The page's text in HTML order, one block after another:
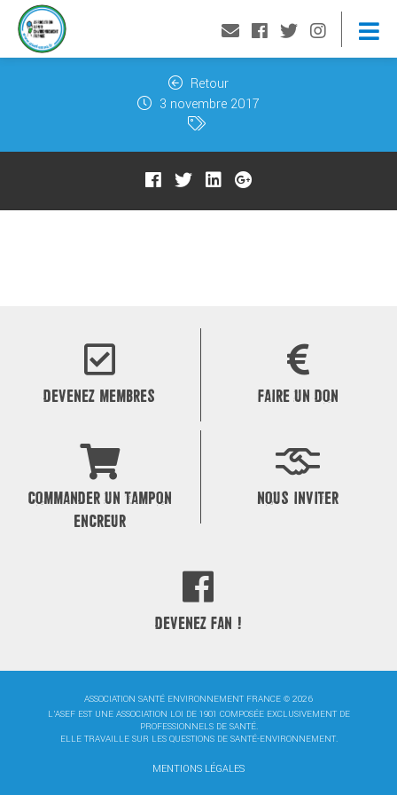
Retour
3 novembre 2017
DEVENEZ MEMBRES FAIRE UN DON
COMMANDER UN TAMPON
ENCREUR
NOUS INVITER
DEVENEZ FAN !
ASSOCIATION SANTÉ ENVIRONNEMENT FRANCE © 2026
L'ASEF EST UNE ASSOCIATION LOI DE 1901 COMPOSÉE EXCLUSIVEMENT DE
PROFESSIONNELS DE SANTÉ.
ELLE TRAVAILLE SUR LES QUESTIONS DE SANTÉ-ENVIRONNEMENT.
MENTIONS LÉGALES